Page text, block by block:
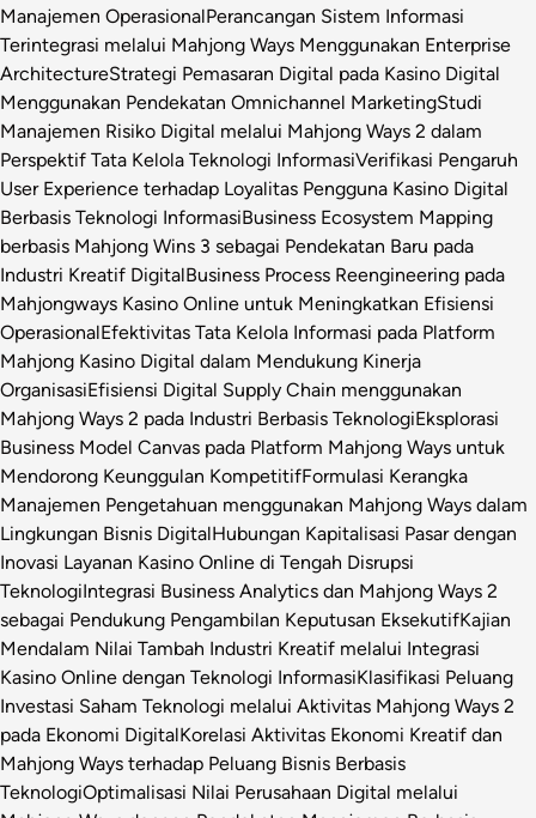
Manajemen OperasionalPerancangan Sistem Informasi
Terintegrasi melalui Mahjong Ways Menggunakan Enterprise
ArchitectureStrategi Pemasaran Digital pada Kasino Digital
Menggunakan Pendekatan Omnichannel MarketingStudi
Manajemen Risiko Digital melalui Mahjong Ways 2 dalam
Perspektif Tata Kelola Teknologi InformasiVerifikasi Pengaruh
User Experience terhadap Loyalitas Pengguna Kasino Digital
Berbasis Teknologi InformasiBusiness Ecosystem Mapping
berbasis Mahjong Wins 3 sebagai Pendekatan Baru pada
Industri Kreatif DigitalBusiness Process Reengineering pada
Mahjongways Kasino Online untuk Meningkatkan Efisiensi
OperasionalEfektivitas Tata Kelola Informasi pada Platform
Mahjong Kasino Digital dalam Mendukung Kinerja
OrganisasiEfisiensi Digital Supply Chain menggunakan
Mahjong Ways 2 pada Industri Berbasis TeknologiEksplorasi
Business Model Canvas pada Platform Mahjong Ways untuk
Mendorong Keunggulan KompetitifFormulasi Kerangka
Manajemen Pengetahuan menggunakan Mahjong Ways dalam
Lingkungan Bisnis DigitalHubungan Kapitalisasi Pasar dengan
Inovasi Layanan Kasino Online di Tengah Disrupsi
TeknologiIntegrasi Business Analytics dan Mahjong Ways 2
sebagai Pendukung Pengambilan Keputusan EksekutifKajian
Mendalam Nilai Tambah Industri Kreatif melalui Integrasi
Kasino Online dengan Teknologi InformasiKlasifikasi Peluang
Investasi Saham Teknologi melalui Aktivitas Mahjong Ways 2
pada Ekonomi DigitalKorelasi Aktivitas Ekonomi Kreatif dan
Mahjong Ways terhadap Peluang Bisnis Berbasis
TeknologiOptimalisasi Nilai Perusahaan Digital melalui